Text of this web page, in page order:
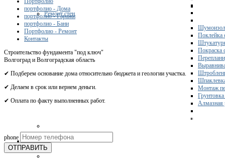
Ремонт стен
Поклейка
Покраска
Монтаж
Грунтовка
Алмазная
Дизайн
портфолио - Дома
портфолио - Гаражи
портфолио - Бани
Портфолио - Ремонт
Контакты
Строительство фундамента "под ключ"
Волгоград и Волгоградская область
✔ Подберем основание дома относительно бюджета и геологии участка.
✔ Делаем в срок или вернем деньги.
✔ Оплата по факту выполненных работ.
phone
ОТПРАВИТЬ